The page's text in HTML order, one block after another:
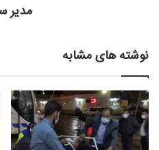
مدیر
نوشته های مشابه